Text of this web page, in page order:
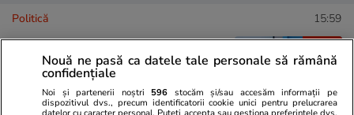
Interviu
Politică 15:59
Avertismentele lui Victor
Negrescu privind colaborarea cu
AUR: E un partid extremist. Nu
va pierde din sprijinul popular
Nouă ne pasă ca datele tale personale să rămână
confidențiale
Noi și partenerii noștri 596 stocăm și/sau accesăm informații pe
dispozitivul dvs., precum identificatorii cookie unici pentru prelucrarea